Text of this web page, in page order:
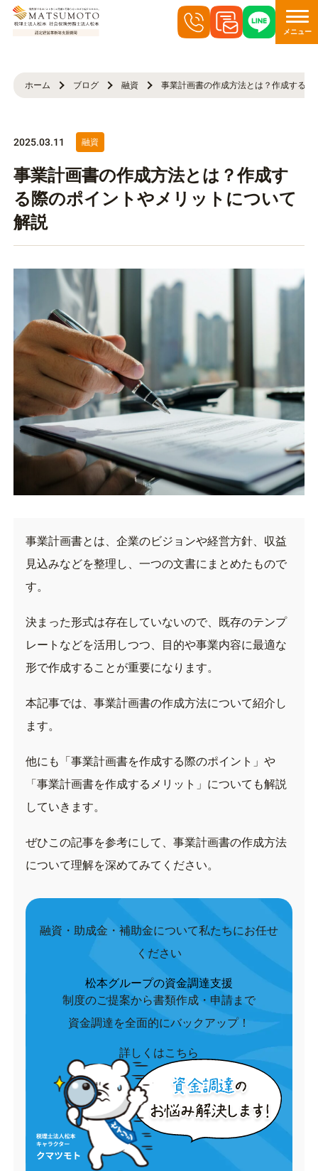
メニュー
ホーム ブログ 融資 事業計画書の作成方法とは？作成する
2025.03.11 融資
事業計画書の作成方法とは？作成す
る際のポイントやメリットについて
解説
事業計画書とは、企業のビジョンや経営方針、収益
見込みなどを整理し、一つの文書にまとめたもので
す。
決まった形式は存在していないので、既存のテンプ
レートなどを活用しつつ、目的や事業内容に最適な
形で作成することが重要になります。
本記事では、事業計画書の作成方法について紹介し
ます。
他にも「事業計画書を作成する際のポイント」や
「事業計画書を作成するメリット」についても解説
していきます。
ぜひこの記事を参考にして、事業計画書の作成方法
について理解を深めてみてください。
融資・助成金・補助金について私たちにお任せ
ください
松本グループの資金調達支援
制度のご提案から書類作成・申請まで
資金調達を全面的にバックアップ！
詳しくはこちら